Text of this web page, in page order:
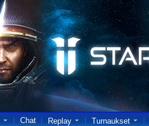
Chat Replay Turnaukset